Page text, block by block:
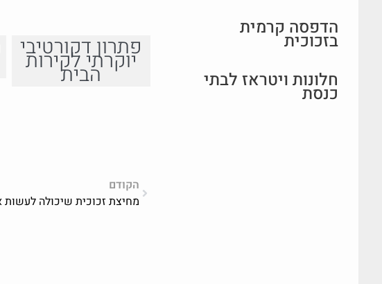
הדפסה קרמית
בזכוכית
חלונות ויטראז לבתי
כנסת
פתרון דקורטיבי
יוקרתי לקירות
הבית
הקודם